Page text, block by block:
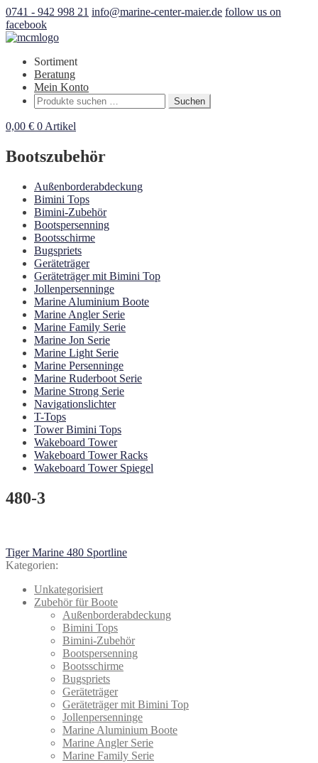
0741 - 942 998 21 info@marine-center-maier.de follow us on
facebook
Sortiment
Beratung
Mein Konto
Suchen
nach:
Suchen
0,00 € 0 Artikel
Bootszubehör
Außenborderabdeckung
Bimini Tops
Bimini-Zubehör
Bootspersenning
Bootsschirme
Bugspriets
Geräteträger
Geräteträger mit Bimini Top
Jollenpersenninge
Marine Aluminium Boote
Marine Angler Serie
Marine Family Serie
Marine Jon Serie
Marine Light Serie
Marine Persenninge
Marine Ruderboot Serie
Marine Strong Serie
Navigationslichter
T-Tops
Tower Bimini Tops
Wakeboard Tower
Wakeboard Tower Racks
Wakeboard Tower Spiegel
480-3
Beitragsnavigation
Vorheriger
Beitrag:
Tiger Marine 480 Sportline
Kategorien:
Unkategorisiert
Zubehör für Boote
Außenborderabdeckung
Bimini Tops
Bimini-Zubehör
Bootspersenning
Bootsschirme
Bugspriets
Geräteträger
Geräteträger mit Bimini Top
Jollenpersenninge
Marine Aluminium Boote
Marine Angler Serie
Marine Family Serie